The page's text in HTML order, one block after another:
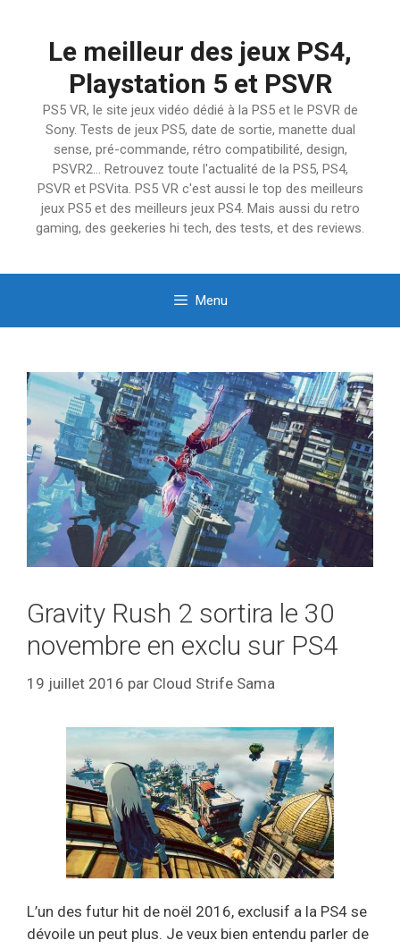
Le meilleur des jeux PS4,
Playstation 5 et PSVR
PS5 VR, le site jeux vidéo dédié à la PS5 et le PSVR de
Sony. Tests de jeux PS5, date de sortie, manette dual
sense, pré-commande, rétro compatibilité, design,
PSVR2… Retrouvez toute l'actualité de la PS5, PS4,
PSVR et PSVita. PS5 VR c'est aussi le top des meilleurs
jeux PS5 et des meilleurs jeux PS4. Mais aussi du retro
gaming, des geekeries hi tech, des tests, et des reviews.
Menu
Gravity Rush 2 sortira le 30
novembre en exclu sur PS4
19 juillet 2016 par Cloud Strife Sama
L’un des futur hit de noël 2016, exclusif a la PS4 se
dévoile un peut plus. Je veux bien entendu parler de